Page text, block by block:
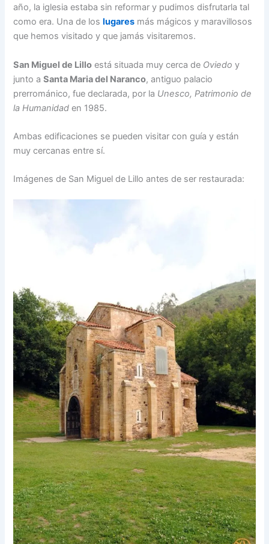
año, la iglesia estaba sin reformar y pudimos disfrutarla tal
como era. Una de loslugares más mágicos y maravillosos
que hemos visitado y que jamás visitaremos.
San Miguel de Lillo está situada muy cerca de Oviedo y
junto aSanta Maria del Naranco, antiguo palacio
prerrománico, fue declarada, por la Unesco, Patrimonio de
la Humanidad en 1985.​
Ambas edificaciones se pueden visitar con guía y están
muy cercanas entre sí.
Imágenes de San Miguel de Lillo antes de ser restaurada: